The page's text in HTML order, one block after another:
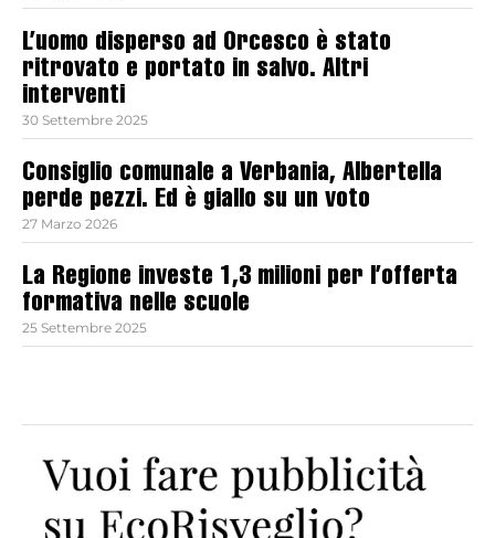
L’uomo disperso ad Orcesco è stato
ritrovato e portato in salvo. Altri
interventi
30 Settembre 2025
Consiglio comunale a Verbania, Albertella
perde pezzi. Ed è giallo su un voto
27 Marzo 2026
La Regione investe 1,3 milioni per l’offerta
formativa nelle scuole
25 Settembre 2025